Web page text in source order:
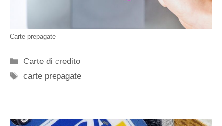
Carte prepagate
Categorie
Carte di credito
Tag
carte prepagate